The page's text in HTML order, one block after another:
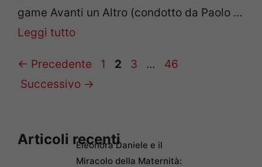
game Avanti un Altro (condotto da Paolo …
Leggi tutto
← Precedente Pagina
1 Pagina
2 Pagina
3 … Pagina
46
Successivo →
Articoli recentiEleonora Daniele e il
Miracolo della Maternità: